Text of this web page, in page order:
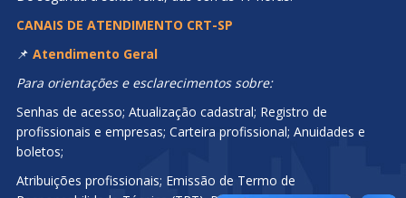
CANAIS DE ATENDIMENTO CRT-SP
📌 Atendimento Geral
Para orientações e esclarecimentos sobre:
Senhas de acesso; Atualização cadastral; Registro de
profissionais e empresas; Carteira profissional; Anuidades e
boletos;
Atribuições profissionais; Emissão de Termo de